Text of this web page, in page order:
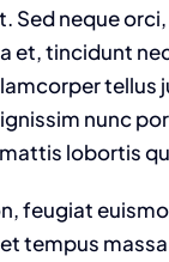
Sed neque
et, tincidunt
tellus
nunc
lobortis
feugiat
tempus